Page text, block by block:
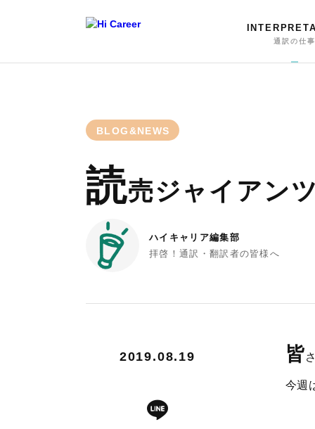
通訳の仕
BLOG&NEWS
読売ジャイアン
ハイキャリア編集部
拝啓！通訳・翻訳者の皆様へ
2019.08.19 皆
今週